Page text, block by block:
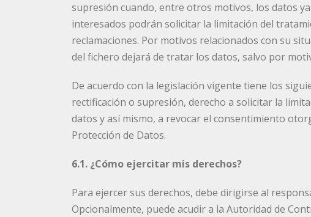
supresión cuando, entre otros motivos, los datos
interesados podrán solicitar la limitación del
reclamaciones. Por motivos relacionados con su
del fichero dejará de tratar los datos, salvo por
De acuerdo con la legislación vigente tiene los
rectificación o supresión, derecho a solicitar la
datos y así mismo, a revocar el consentimiento
Protección de Datos.
6.1. ¿Cómo ejercitar mis derechos?
Para ejercer sus derechos, debe dirigirse al
Opcionalmente, puede acudir a la Autoridad de